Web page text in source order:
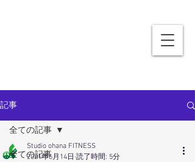
記事
全ての記事
全ての記事
Studio ohana FITNESS
2021年6月14日 読了時間: 5分